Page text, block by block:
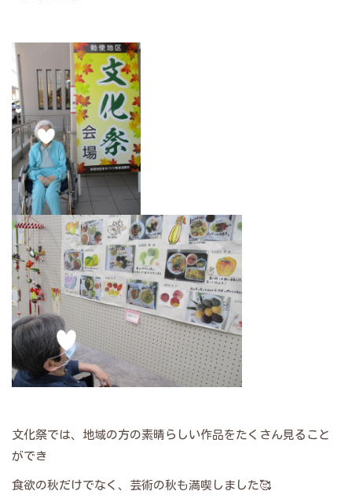
文化祭では、地域の方の素晴らしい作品をたくさん見ること
ができ
食欲の秋だけでなく、芸術の秋も満喫しました🥰